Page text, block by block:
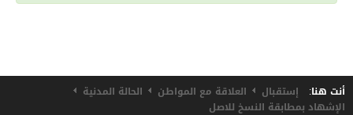
الوفـــاةأنت هنا: إستقبال العلاقة مع المواطن
الحالة المدنية
الإشهاد بمطابقة النسخ للاصل